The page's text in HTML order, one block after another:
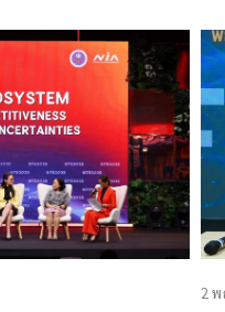
บันทึกความเข้าใจว่าด้วย
พัฒนาวิสาหกิจเริ่มต้น
Startup)
สำ
2